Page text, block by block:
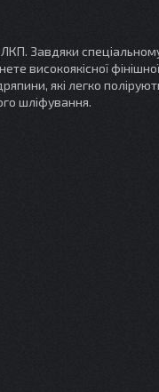
Завдяки
високоякісної
які легко
шліфування.